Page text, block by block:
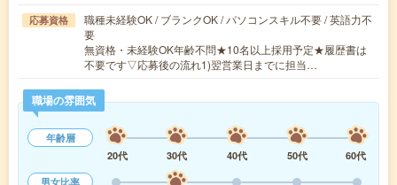
応募資格
職種未経験OK / ブランクOK / パソコンスキル不要 / 英語力不
要
無資格・未経験OK年齢不問★10名以上採用予定★履歴書は
不要です▽応募後の流れ1)翌営業日までに担当…
職場の雰囲気
年齢層
20代
30代 40代 50代
60代
男女比率